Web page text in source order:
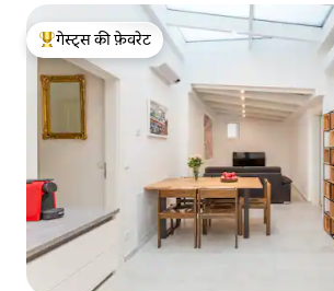
गेस्ट्स का टॉप फ़ेवरेट
गेस्ट्स की फ़ेवरेट